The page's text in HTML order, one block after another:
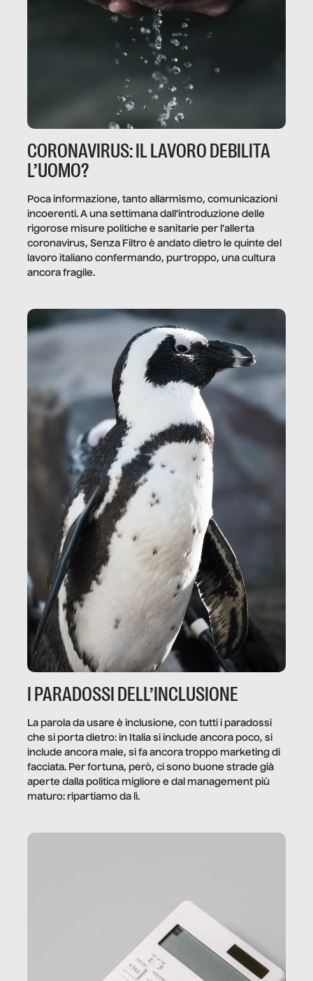
CORONAVIRUS: IL LAVORO DEBILITA
L’UOMO?
Poca informazione, tanto allarmismo, comunicazioni
incoerenti. A una settimana dall’introduzione delle
rigorose misure politiche e sanitarie per l’allerta
coronavirus, Senza Filtro è andato dietro le quinte del
lavoro italiano confermando, purtroppo, una cultura
ancora fragile.
I PARADOSSI DELL’INCLUSIONE
La parola da usare è inclusione, con tutti i paradossi
che si porta dietro: in Italia si include ancora poco, si
include ancora male, si fa ancora troppo marketing di
facciata. Per fortuna, però, ci sono buone strade già
aperte dalla politica migliore e dal management più
maturo: ripartiamo da lì.